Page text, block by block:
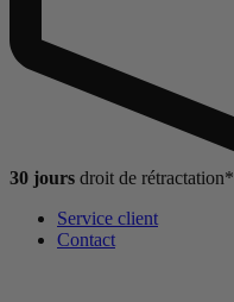
30 jours droit de rétractation*
Service client
Contact